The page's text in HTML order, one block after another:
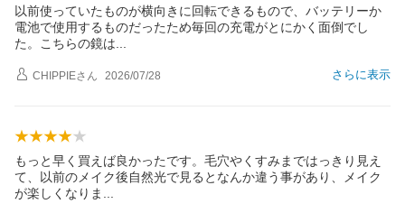
以前使っていたものが横向きに回転できるもので、バッテリーか
電池で使用するものだったため毎回の充電がとにかく面倒でし
た。こちらの鏡は
さらに表示
CHIPPIEさん 2026/07/28
もっと早く買えば良かったです。毛穴やくすみまではっきり見え
て、以前のメイク後自然光で見るとなんか違う事があり、メイク
が楽しくなり ま